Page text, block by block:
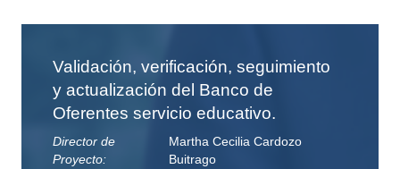
Validación, verificación, seguimiento
y actualización del Banco de
Oferentes servicio educativo.
Director de
Proyecto:
Martha Cecilia Cardozo
Buitrago